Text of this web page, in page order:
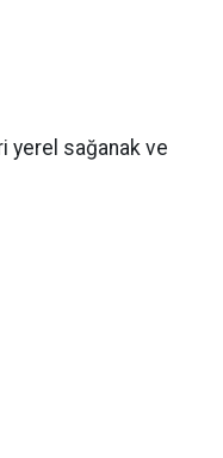
yerel sağanak ve